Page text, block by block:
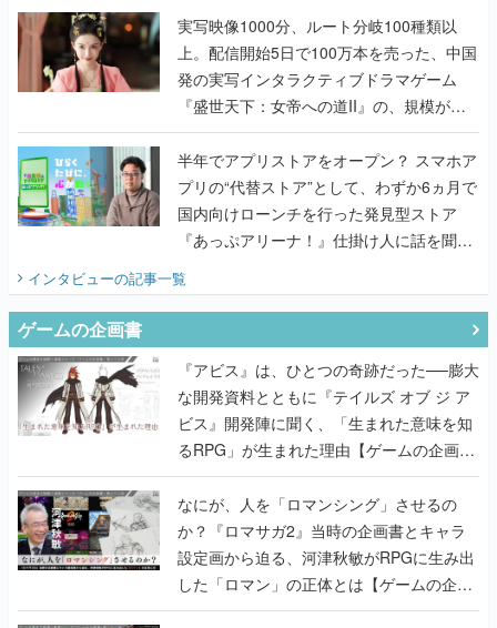
んだレジェンド2人に訊く開発秘話
実写映像1000分、ルート分岐100種類以
上。配信開始5日で100万本を売った、中国
発の実写インタラクティブドラマゲーム
『盛世天下：女帝への道II』の、規模が違
うこだわりをプロデューサーに聞いた
半年でアプリストアをオープン？ スマホア
プリの“代替ストア”として、わずか6ヵ月で
国内向けローンチを行った発見型ストア
『あっぷアリーナ！』仕掛け人に話を聞い
てみた
インタビューの記事一覧
ゲームの企画書
『アビス』は、ひとつの奇跡だった──膨大
な開発資料とともに『テイルズ オブ ジ ア
ビス』開発陣に聞く、「生まれた意味を知
るRPG」が生まれた理由【ゲームの企画
書】
なにが、人を「ロマンシング」させるの
か？『ロマサガ2』当時の企画書とキャラ
設定画から迫る、河津秋敏がRPGに生み出
した「ロマン」の正体とは【ゲームの企画
書】